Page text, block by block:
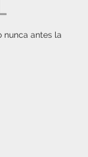
nunca antes la